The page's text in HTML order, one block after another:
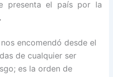
presenta el país por la
encomendó desde el
de cualquier ser
es la orden de